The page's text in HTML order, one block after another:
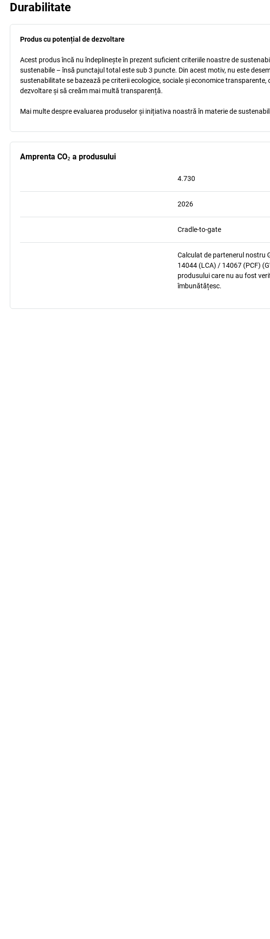
Durabilitate
Produs cu potențial de dezvoltare
Acest produs încă nu îndeplinește în prezent suficient criteriile noastre de
sustenabile – însă punctajul total este sub 3 puncte. Din acest motiv, nu este
sustenabilitate se bazează pe criterii ecologice, sociale și economice
dezvoltare și să creăm mai multă transparență.
Mai multe despre evaluarea produselor și inițiativa noastră în materie de
Amprenta CO₂ a produsului
4.730
2026
Cradle-to-gate
Calculat de partenerul nostru
14044 (LCA) / 14067 (PCF)
produsului care nu au fost
îmbunătățesc.